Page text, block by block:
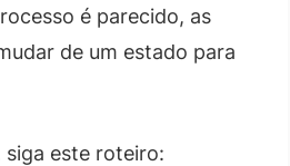
é parecido, as
de um estado para
siga este roteiro: